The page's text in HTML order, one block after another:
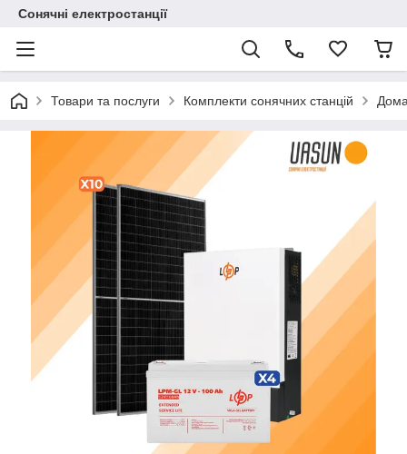
Сонячні електростанції
Товари та послуги Комплекти сонячних станцій